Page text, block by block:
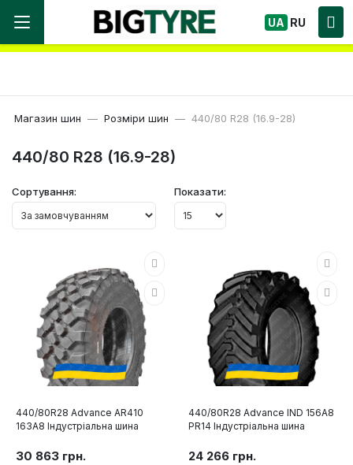
Ми працюємо! Великий вибір Шин, швидка
доставка по Україні!
UA RU
Магазин шин Розміри шин 440/80 R28 (16.9-28)
440/80 R28 (16.9-28)
Сортування: Показати:
440/80R28 Advance AR410
163A8 Індустріальна шина
30 863 грн.
440/80R28 Advance IND 156A8
PR14 Індустріальна шина
24 266 грн.